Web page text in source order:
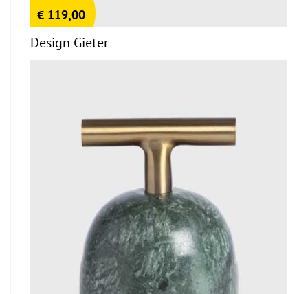
€ 119,00
Design Gieter